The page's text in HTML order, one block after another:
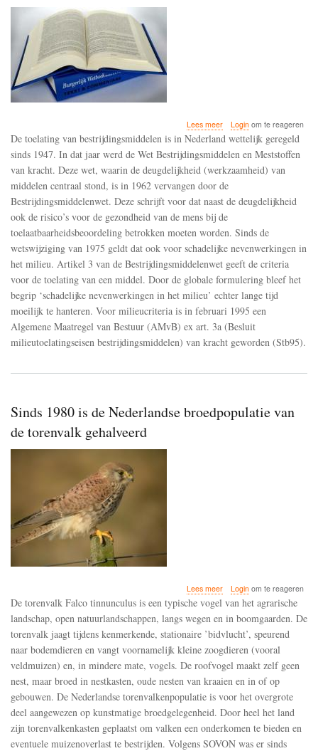
Lees meerover
Imidacloprid
niet
aan
de
van
het
Besluit
milieutoelatingseisen
bestrijdingsmiddelen
van
1995
Loginom te reageren
De toelating van bestrijdingsmiddelen is in Nederland wettelijk geregeld
sinds 1947. In dat jaar werd de Wet Bestrijdingsmiddelen en Meststoffen
van kracht. Deze wet, waarin de deugdelijkheid (werkzaamheid) van
middelen centraal stond, is in 1962 vervangen door de
Bestrijdingsmiddelenwet. Deze schrijft voor dat naast de deugdelijkheid
ook de risico’s voor de gezondheid van de mens bij de
toelaatbaarheidsbeoordeling betrokken moeten worden. Sinds de
wetswijziging van 1975 geldt dat ook voor schadelijke nevenwerkingen in
het milieu. Artikel 3 van de Bestrijdingsmiddelenwet geeft de criteria
voor de toelating van een middel. Door de globale formulering bleef het
begrip ‘schadelijke nevenwerkingen in het milieu’ echter lange tijd
moeilijk te hanteren. Voor milieucriteria is in februari 1995 een
Algemene Maatregel van Bestuur (AMvB) ex art. 3a (Besluit
milieutoelatingseisen bestrijdingsmiddelen) van kracht geworden (Stb95).
Sinds 1980 is de Nederlandse broedpopulatie van
de torenvalk gehalveerd
Lees meerover
is
de
Nederlandse
broedpopulatie
van
de
torenvalk
gehalveerd
Loginom te reageren
De torenvalk Falco tinnunculus is een typische vogel van het agrarische
landschap, open natuurlandschappen, langs wegen en in boomgaarden. De
torenvalk jaagt tijdens kenmerkende, stationaire ’bidvlucht’, speurend
naar bodemdieren en vangt voornamelijk kleine zoogdieren (vooral
veldmuizen) en, in mindere mate, vogels. De roofvogel maakt zelf geen
nest, maar broed in nestkasten, oude nesten van kraaien en in of op
gebouwen. De Nederlandse torenvalkenpopulatie is voor het overgrote
deel aangewezen op kunstmatige broedgelegenheid. Door heel het land
zijn torenvalkenkasten geplaatst om valken een onderkomen te bieden en
eventuele muizenoverlast te bestrijden. Volgens SOVON was er sinds